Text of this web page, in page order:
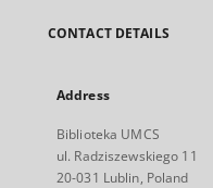
CONTACT DETAILS
Address
Biblioteka UMCS
ul. Radziszewskiego 11
20-031 Lublin, Poland